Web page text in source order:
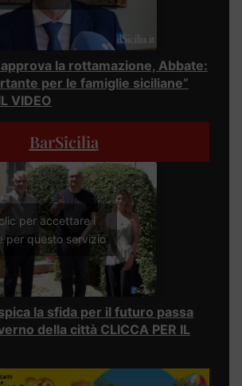
approva la rottamazione, Abbate:
per le famiglie siciliane”
VIDEO
BarSicilia
per accettare i
per questo servizio
la sfida per il futuro passa
della città CLICCA PER IL